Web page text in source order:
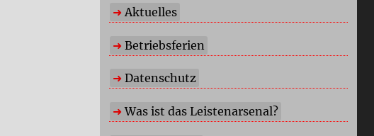
Aktuelles
Betriebsferien
Datenschutz
Was ist das Leistenarsenal?